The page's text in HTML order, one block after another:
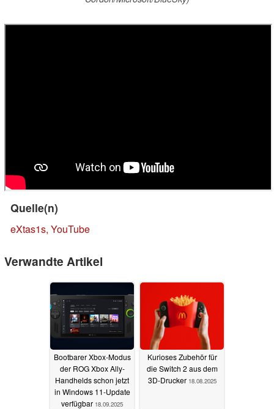
Quelle(n)
eXtas1s, YouTube
Verwandte Artikel
Bootbarer Xbox-Modus
der ROG Xbox Ally-
Handhelds schon jetzt
in Windows 11-Update
verfügbar 18.09.2025
Kurioses Zubehör für
die Switch 2 aus dem
3D-Drucker 18.08.2025